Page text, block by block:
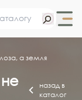
а земля
назад в
каталог